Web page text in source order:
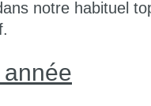
notre habituel